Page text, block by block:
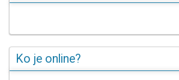
Ko je online?